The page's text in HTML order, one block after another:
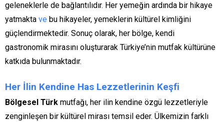
geleneklerle de bağlantılıdır. Her yemeğin ardında bir hikaye
yatmakta ve bu hikayeler, yemeklerin kültürel kimliğini
güçlendirmektedir. Sonuç olarak, her bölge, kendi
gastronomik mirasını oluşturarak Türkiye’nin mutfak kültürüne
katkıda bulunmaktadır.
Her İlin Kendine Has Lezzetlerinin Keşfi
Bölgesel Türk mutfağı, her ilin kendine özgü lezzetleriyle
zenginleşen bir kültürel mirası temsil eder. Ülkemizin farklı